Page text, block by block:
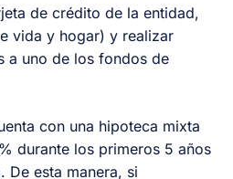
de crédito de la entidad,
vida y hogar) y realizar
a uno de los fondos de
con una hipoteca mixta
durante los primeros 5 años
De esta manera, si